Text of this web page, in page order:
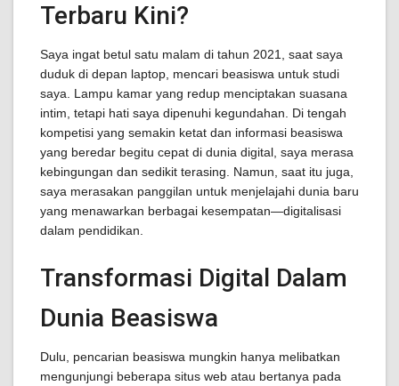
Terbaru Kini?
Saya ingat betul satu malam di tahun 2021, saat saya
duduk di depan laptop, mencari beasiswa untuk studi
saya. Lampu kamar yang redup menciptakan suasana
intim, tetapi hati saya dipenuhi kegundahan. Di tengah
kompetisi yang semakin ketat dan informasi beasiswa
yang beredar begitu cepat di dunia digital, saya merasa
kebingungan dan sedikit terasing. Namun, saat itu juga,
saya merasakan panggilan untuk menjelajahi dunia baru
yang menawarkan berbagai kesempatan—digitalisasi
dalam pendidikan.
Transformasi Digital Dalam
Dunia Beasiswa
Dulu, pencarian beasiswa mungkin hanya melibatkan
mengunjungi beberapa situs web atau bertanya pada